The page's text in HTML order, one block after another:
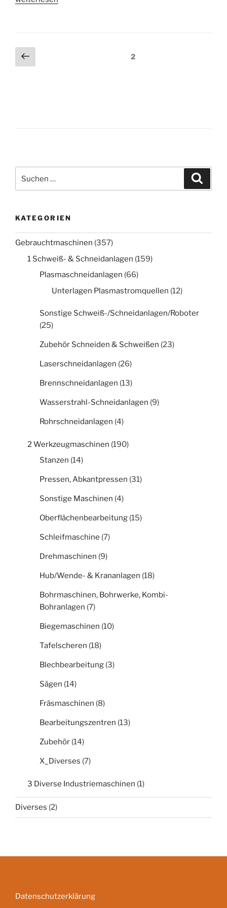
Beitragsnavigation
Vorherige
Seite
Seite2
nach:
KATEGORIEN
Gebrauchtmaschinen (357)
1 Schweiß- & Schneidanlagen (159)
Plasmaschneidanlagen (66)
Unterlagen Plasmastromquellen (12)
Sonstige Schweiß-/Schneidanlagen/Roboter
(25)
Zubehör Schneiden & Schweißen (23)
Laserschneidanlagen (26)
Brennschneidanlagen (13)
Wasserstrahl-Schneidanlagen (9)
Rohrschneidanlagen (4)
2 Werkzeugmaschinen (190)
Stanzen (14)
Pressen, Abkantpressen (31)
Sonstige Maschinen (4)
Oberflächenbearbeitung (15)
Schleifmaschine (7)
Drehmaschinen (9)
Hub/Wende- & Krananlagen (18)
Bohrmaschinen, Bohrwerke, Kombi-
Bohranlagen (7)
Biegemaschinen (10)
Tafelscheren (18)
Blechbearbeitung (3)
Sägen (14)
Fräsmaschinen (8)
Bearbeitungszentren (13)
Zubehör (14)
X_Diverses (7)
3 Diverse Industriemaschinen (1)
Diverses (2)
Datenschutzerklärung